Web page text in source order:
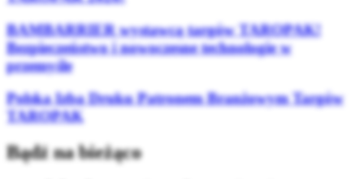
BAMBARRIER wystawcą targów TAROPAK!
Bezpieczeństwo i nowoczesne technologie w
przemyśle
Polska Izba Druku Patronem Branżowym Targów
TAROPAK
Bądź na bieżąco